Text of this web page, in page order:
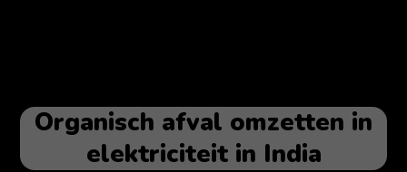
Organisch afval omzetten in
elektriciteit in India